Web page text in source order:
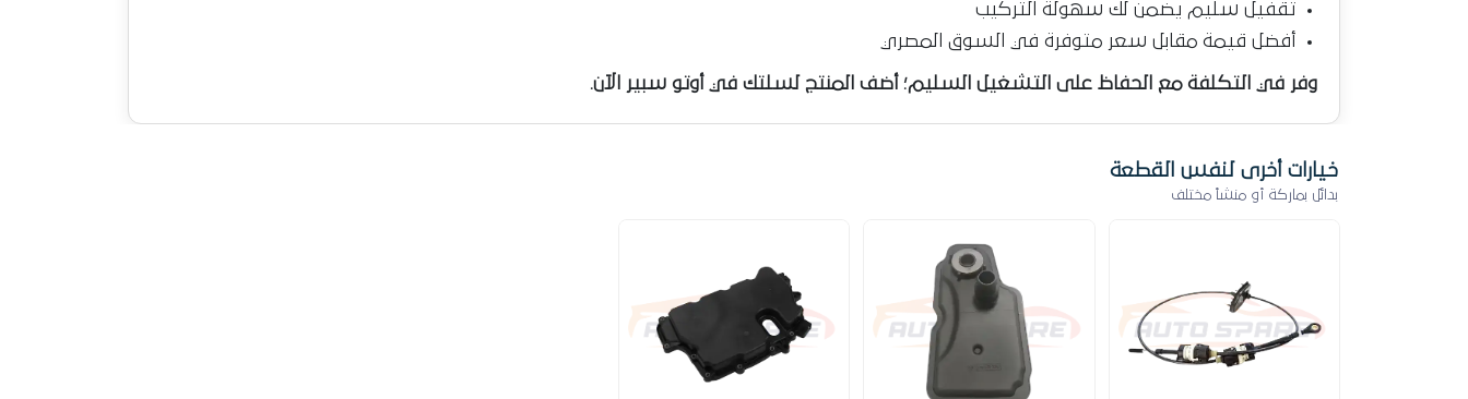
تقفيل سليم يضمن لك سهولة التركيب
أفضل قيمة مقابل سعر متوفرة في السوق المصري
وفر في التكلفة مع الحفاظ على التشغيل السليم؛ أضف المنتج لسلتك في أوتو سبير الآن.
خيارات أخرى لنفس القطعة
بدائل بماركة أو منشأ مختلف